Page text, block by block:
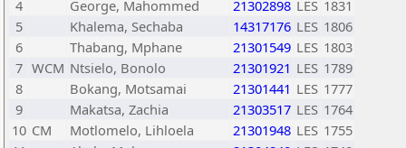
4
George, Mahommed 21302898 LES 1831
5
Khalema, Sechaba 14317176 LES 1806
6
Thabang, Mphane 21301549 LES 1803
7 WCM Ntsielo, Bonolo 21301921 LES 1789
8
Bokang, Motsamai 21301441 LES 1777
9
Makatsa, Zachia 21303517 LES 1764
10 CM Motlomelo, Lihloela 21301948 LES 1755